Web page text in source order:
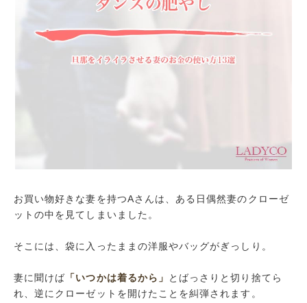
子どもの目にクマが
趣味で庭を占領？
生類憐れみの令
退職金は湯けむりに
お買い物好きな妻を持つAさんは、ある日偶然妻のクローゼ
ットの中を見てしまいました。
そこには、袋に入ったままの洋服やバッグがぎっしり。
妻に聞けば 「いつかは着るから」
とばっさりと切り捨てら
れ、逆にクローゼットを開けたことを糾弾されます。